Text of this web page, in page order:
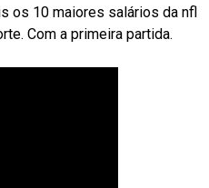
os 10 maiores salários da nfl
Com a primeira partida.